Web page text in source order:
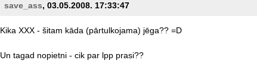
save_ass, 03.05.2008. 17:33:47
Kika XXX - šitam kāda (pārtulkojama) jēga?? =D
Un tagad nopietni - cik par lpp prasi??